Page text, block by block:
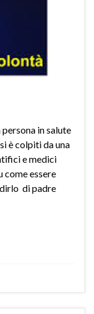
in salute
è colpiti da una
e medici
come essere
di padre